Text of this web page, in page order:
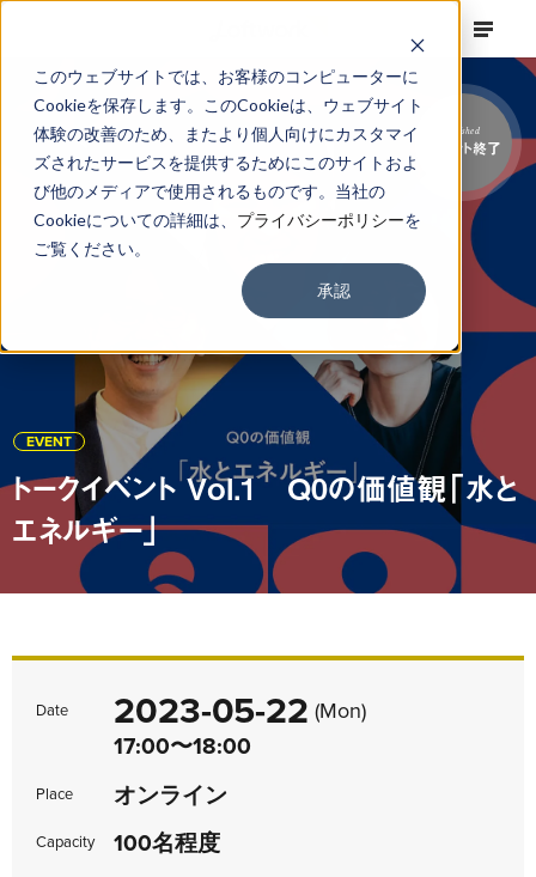
このウェブサイトでは、お客様のコンピューターに
Cookieを保存します。このCookieは、ウェブサイト
体験の改善のため、またより個人向けにカスタマイ
ズされたサービスを提供するためにこのサイトおよ
び他のメディアで使用されるものです。当社の
Cookieについての詳細は、 プライバシーポリシーを
ご覧ください。
承認
EVENT
トークイベント Vol.1 Q0の価値観「水と
エネルギー」
Finished
イベント終了
Date 2023-05-22 (Mon)
17:00〜18:00
Place オンライン
Capacity 100名程度